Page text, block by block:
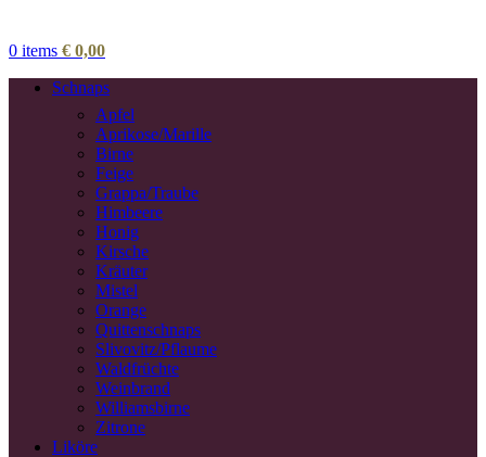
0 items € 0,00
Schnaps
Apfel
Aprikose/Marille
Birne
Feige
Grappa/Traube
Himbeere
Honig
Kirsche
Kräuter
Mistel
Orange
Quittenschnaps
Slivovitz/Pflaume
Waldfrüchte
Weinbrand
Williamsbirne
Zitrone
Liköre